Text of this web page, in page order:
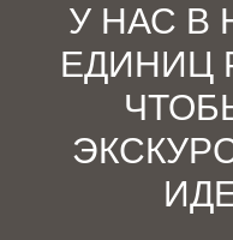
У НАС В
ЕДИНИЦ